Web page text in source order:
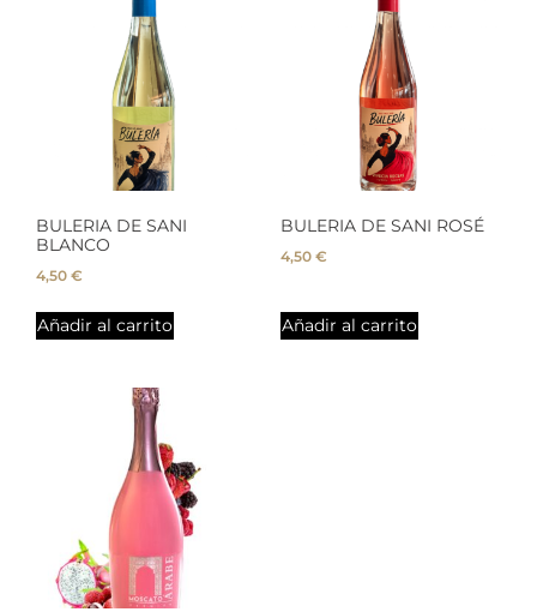
BULERIA DE SANI
BLANCO
4,50 €
Añadir al carrito
BULERIA DE SANI ROSÉ
4,50 €
Añadir al carrito